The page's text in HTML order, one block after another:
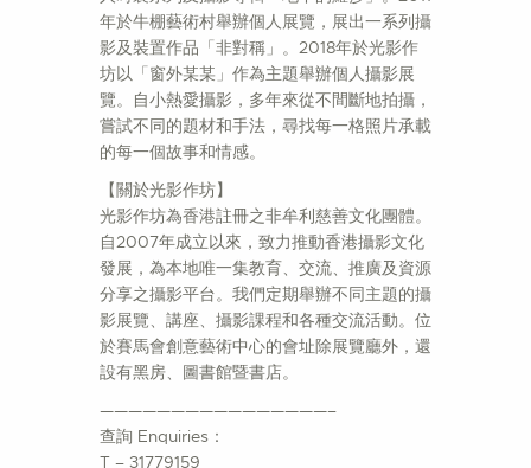
年於牛棚藝術村舉辦個人展覽，展出一系列攝
影及裝置作品「非對稱」。2018年於光影作
坊以「窗外某某」作為主題舉辦個人攝影展
覽。自小熱愛攝影，多年來從不間斷地拍攝，
嘗試不同的題材和手法，尋找每一格照片承載
的每一個故事和情感。
【關於光影作坊】
光影作坊為香港註冊之非牟利慈善文化團體。
自2007年成立以來，致力推動香港攝影文化
發展，為本地唯一集教育、交流、推廣及資源
分享之攝影平台。我們定期舉辦不同主題的攝
影展覽、講座、攝影課程和各種交流活動。位
於賽馬會創意藝術中心的會址除展覽廳外，還
設有黑房、圖書館暨書店。
————————————————–
查詢 Enquiries：
T – 31779159